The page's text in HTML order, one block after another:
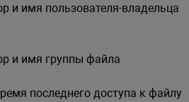
и имя пользователя-владельца
и имя группы файла
последнего доступа к файлу